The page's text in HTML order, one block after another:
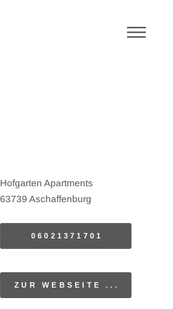
Hofgarten Apartments
63739 Aschaffenburg
06021371701
ZUR WEBSEITE ...